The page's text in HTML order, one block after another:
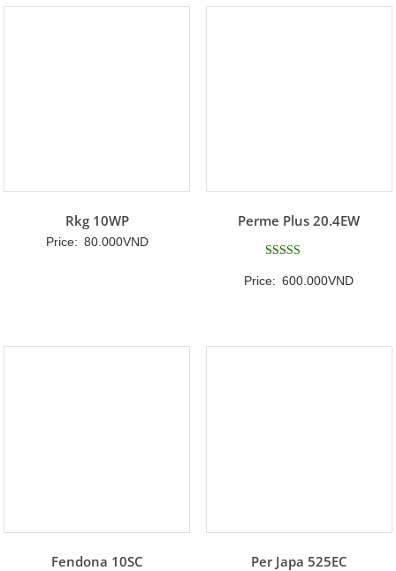
Rkg 10WP
Price: 80.000VND
Perme Plus 20.4EW
hạng
Price: 600.000VND
Fendona 10SC Per Japa 525EC